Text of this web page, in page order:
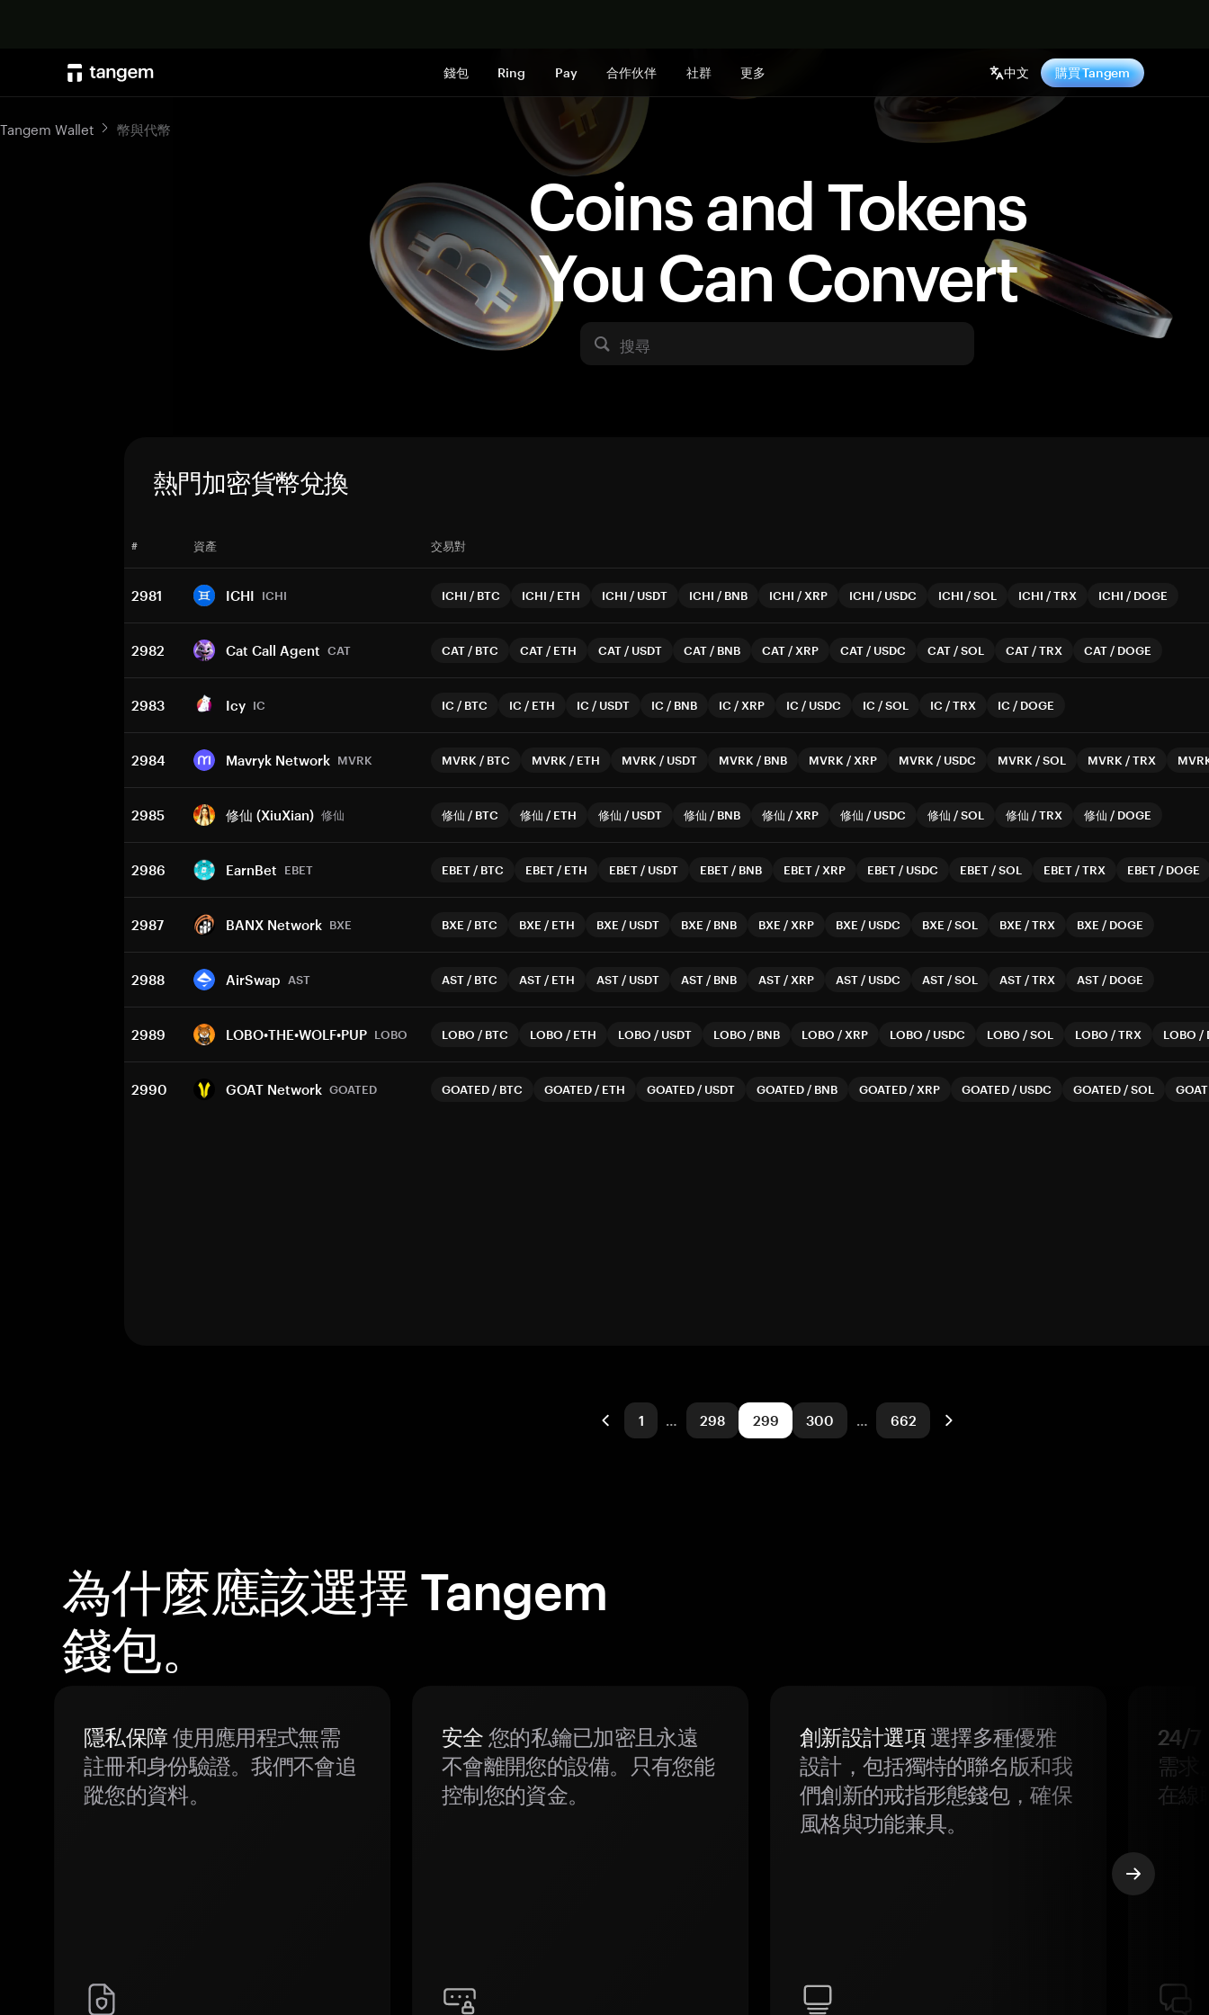
錢包 Ring Pay 合作伙伴 社群 更多 中文 購買 Tangem
Coins and Tokens
You Can Convert
搜尋
Tangem Wallet 幣與代幣
熱門加密貨幣兌換
# 資產 交易對
2981 ICHI ICHI ICHI / BTC ICHI / ETH ICHI / USDT ICHI / BNB ICHI / XRP ICHI / USDC ICHI /SOL ICHI /TRX ICHI / DOGE
2982 Cat Call Agent CAT CAT / BTC CAT / ETH CAT / USDT CAT / BNB CAT / XRP CAT / USDC CAT /SOL CAT /TRX CAT / DOGE
2983 Icy IC IC / BTC IC / ETH IC / USDT IC / BNB IC / XRP IC / USDC IC /SOL IC /TRX IC / DOGE
2984 Mavryk Network MVRK MVRK / BTC MVRK / ETH MVRK / USDT MVRK / BNB MVRK / XRP MVRK / USDC MVRK /SOL MVRK /TRX
2985 修仙 (XiuXian) 修仙 修仙 / BTC 修仙 / ETH 修仙 / USDT 修仙 / BNB 修仙 / XRP 修仙 / USDC 修仙 /SOL 修仙 /TRX 修仙 / DOGE
2986 EarnBet EBET EBET / BTC EBET / ETH EBET / USDT EBET / BNB EBET / XRP EBET / USDC EBET /SOL EBET /TRX EBET / DOGE
2987 BANX Network BXE BXE / BTC BXE / ETH BXE / USDT BXE / BNB BXE / XRP BXE / USDC BXE /SOL BXE /TRX BXE / DOGE
2988 AirSwap AST AST / BTC AST / ETH AST / USDT AST / BNB AST / XRP AST / USDC AST /SOL AST /TRX AST / DOGE
2989 LOBO•THE•WOLF•PUP LOBO LOBO / BTC LOBO / ETH LOBO / USDT LOBO / BNB LOBO / XRP LOBO / USDC LOBO /SOL LOBO /TRX LOBO /
2990 GOAT Network GOATED GOATED / BTC GOATED / ETH GOATED / USDT GOATED / BNB GOATED / XRP GOATED / USDC GOATED /SOL
1 … 298 299 300 … 662
為什麼應該選擇 Tangem
錢包。
隱私保障使用應用程式無需
註冊和身份驗證。我們不會追
蹤您的資料。
安全 您的私鑰已加密且永遠
不會離開您的設備。只有您能
控制您的資金。
創新設計選項選擇多種優雅
設計，包括獨特的聯名版和我
們創新的戒指形態錢包，確保
風格與功能兼具。
24/7
需求
在線